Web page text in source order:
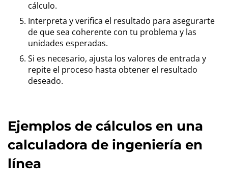
cálculo.
Interpreta y verifica el resultado para asegurarte
de que sea coherente con tu problema y las
unidades esperadas.
Si es necesario, ajusta los valores de entrada y
repite el proceso hasta obtener el resultado
deseado.
Ejemplos de cálculos en una
calculadora de ingeniería en
línea